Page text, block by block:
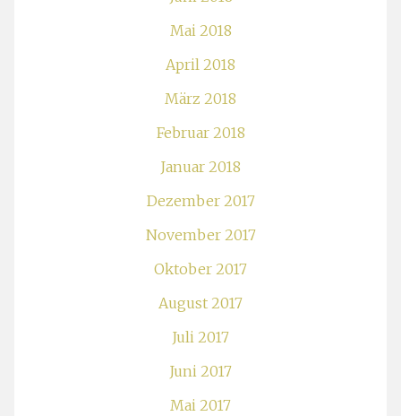
Mai 2018
April 2018
März 2018
Februar 2018
Januar 2018
Dezember 2017
November 2017
Oktober 2017
August 2017
Juli 2017
Juni 2017
Mai 2017